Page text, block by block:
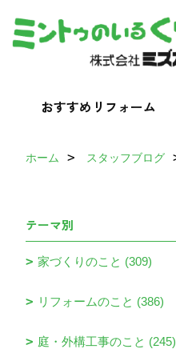
おすすめリフォーム
ホーム スタッフブログ
テーマ別
家づくりのこと (309)
リフォームのこと (386)
庭・外構工事のこと (245)